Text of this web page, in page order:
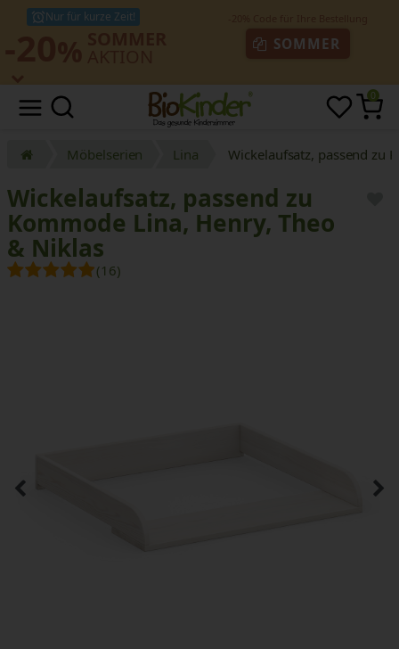
Nur für kurze Zeit!
SOMMER
0
Möbelserien Lina Wickelaufsatz, passend zu
Wickelaufsatz, passend zu
Kommode Lina, Henry, Theo
& Niklas
(16)